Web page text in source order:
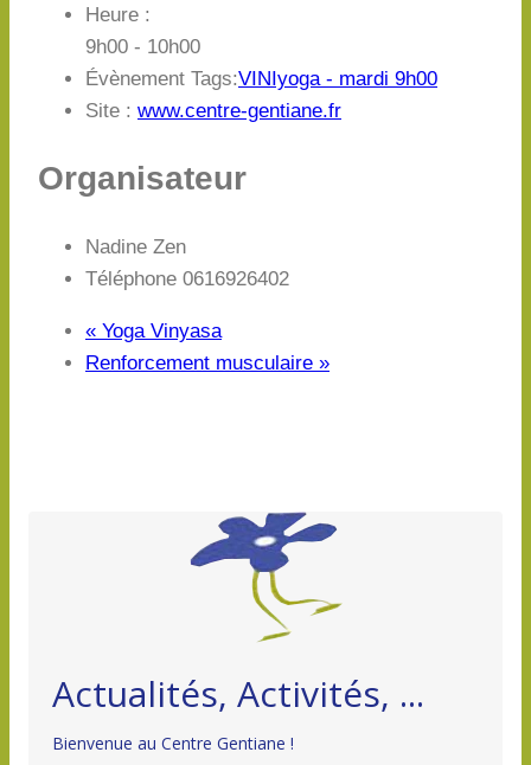
Heure :
9h00 - 10h00
Évènement Tags:VINIyoga - mardi 9h00
Site : www.centre-gentiane.fr
Organisateur
Nadine Zen
Téléphone 0616926402
« Yoga Vinyasa
Renforcement musculaire »
Actualités, Activités, ...
Bienvenue au Centre Gentiane !